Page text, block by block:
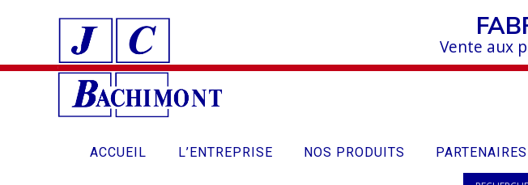
Vente aux
ACCUEIL L’ENTREPRISE NOS PRODUITS PARTENAIRES